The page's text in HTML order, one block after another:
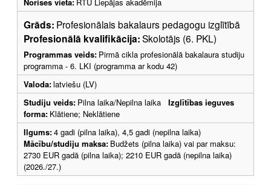
Norises vieta: RTU Liepājas akadēmija
Grāds: Profesionālais bakalaurs pedagogu izglītībā
Profesionālā kvalifikācija:Skolotājs (6. PKL)
Programmas veids: Pirmā cikla profesionālā bakalaura studiju
programma - 6. LKI (programma ar kodu 42)
Valoda:latviešu (LV)
Studiju veids: Pilna laika/Nepilna laika Izglītības ieguves
forma: Klātiene; Neklātiene
Ilgums:4 gadi (pilna laika), 4,5 gadi (nepilna laika)
Mācību/studiju maksa: Budžets (pilna laika) vai par maksu:
2730 EUR gadā (pilna laika); 2210 EUR gadā (nepilna laika)
(2026./27.)